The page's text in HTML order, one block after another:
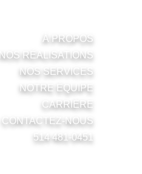
À PROPOS
NOS RÉALISATIONS
NOS SERVICES
NOTRE ÉQUIPE
CARRIÈRE
CONTACTEZ-NOUS
514 481-0451